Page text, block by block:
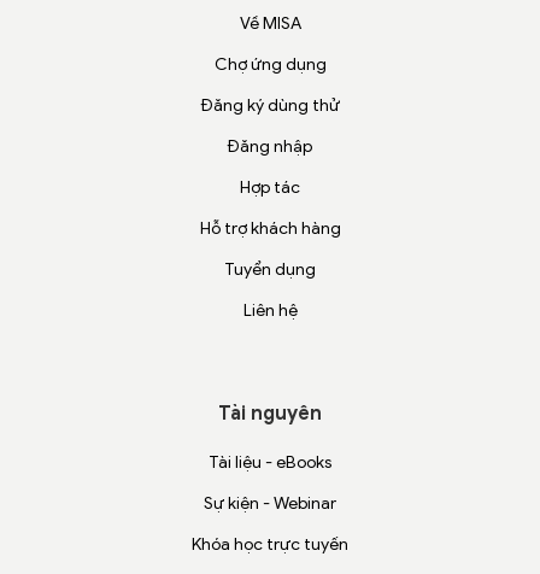
Về MISA
Chợ ứng dụng
Đăng ký dùng thử
Đăng nhập
Hợp tác
Hỗ trợ khách hàng
Tuyển dụng
Liên hệ
Tài nguyên
Tài liệu - eBooks
Sự kiện - Webinar
Khóa học trực tuyến